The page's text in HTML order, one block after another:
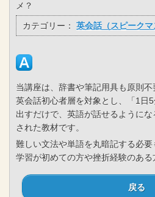
メ？
カテゴリー： 英会話（スピークマ
当講座は、辞書や筆記用具も原則不
英会話初心者層を対象とし、「1日
出すだけで、英語が話せるように
された教材です。
難しい文法や単語を丸暗記する必
学習が初めての方や挫折経験のある
戻る